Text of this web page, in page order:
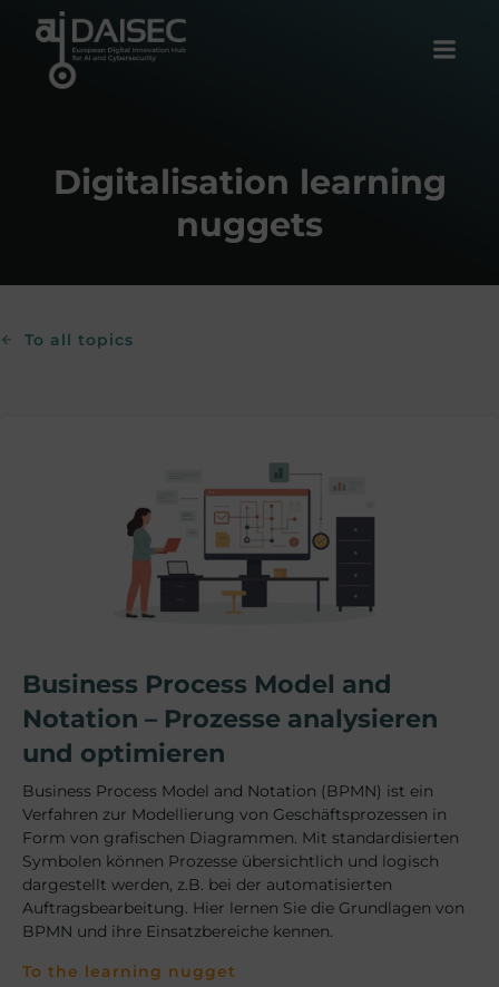
Digitalisation learning
nuggets
To all topics
Business Process Model and
Notation – Prozesse analysieren
und optimieren
Business Process Model and Notation (BPMN) ist ein
Verfahren zur Modellierung von Geschäftsprozessen in
Form von grafischen Diagrammen. Mit standardisierten
Symbolen können Prozesse übersichtlich und logisch
dargestellt werden, z.B. bei der automatisierten
Auftragsbearbeitung. Hier lernen Sie die Grundlagen von
BPMN und ihre Einsatzbereiche kennen.
To the learning nugget